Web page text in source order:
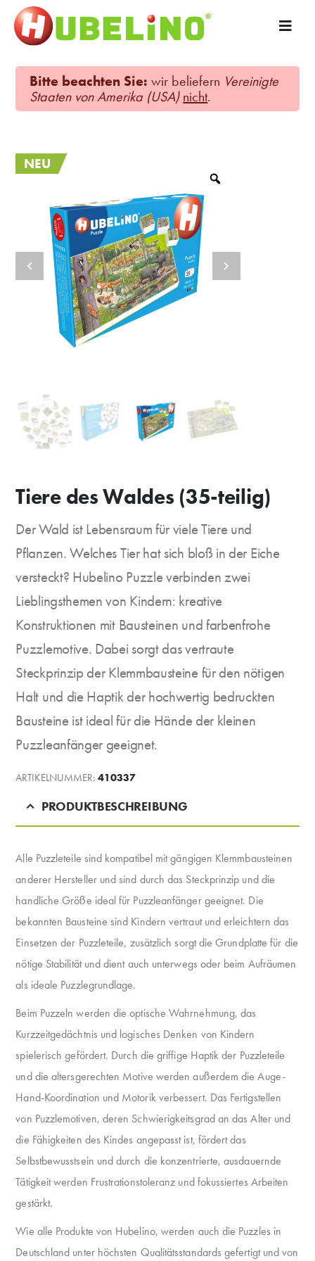
Bitte beachten Sie: wir beliefern Vereinigte
Staaten von Amerika (USA) nicht.
NEU
Tiere des Waldes (35-teilig)
Der Wald ist Lebensraum für viele Tiere und
Pflanzen. Welches Tier hat sich bloß in der Eiche
versteckt? Hubelino Puzzle verbinden zwei
Lieblingsthemen von Kindern: kreative
Konstruktionen mit Bausteinen und farbenfrohe
Puzzlemotive. Dabei sorgt das vertraute
Steckprinzip der Klemmbausteine für den nötigen
Halt und die Haptik der hochwertig bedruckten
Bausteine ist ideal für die Hände der kleinen
Puzzleanfänger geeignet.
ARTIKELNUMMER:410337
PRODUKTBESCHREIBUNG
Alle Puzzleteile sind kompatibel mit gängigen Klemmbausteinen
anderer Hersteller und sind durch das Steckprinzip und die
handliche Größe ideal für Puzzleanfänger geeignet. Die
bekannten Bausteine sind Kindern vertraut und erleichtern das
Einsetzen der Puzzleteile, zusätzlich sorgt die Grundplatte für die
nötige Stabilität und dient auch unterwegs oder beim Aufräumen
als ideale Puzzlegrundlage.
Beim Puzzeln werden die optische Wahrnehmung, das
Kurzzeitgedächtnis und logisches Denken von Kindern
spielerisch gefördert. Durch die griffige Haptik der Puzzleteile
und die altersgerechten Motive werden außerdem die Auge-
Hand-Koordination und Motorik verbessert. Das Fertigstellen
von Puzzlemotiven, deren Schwierigkeitsgrad an das Alter und
die Fähigkeiten des Kindes angepasst ist, fördert das
Selbstbewusstsein und durch die konzentrierte, ausdauernde
Tätigkeit werden Frustrationstoleranz und fokussiertes Arbeiten
gestärkt.
Wie alle Produkte von Hubelino, werden auch die Puzzles in
Deutschland unter höchsten Qualitätsstandards gefertigt und von